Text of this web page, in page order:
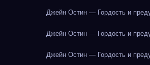
Джейн Остин — Гордость и
Джейн Остин — Гордость и
Джейн Остин — Гордость и